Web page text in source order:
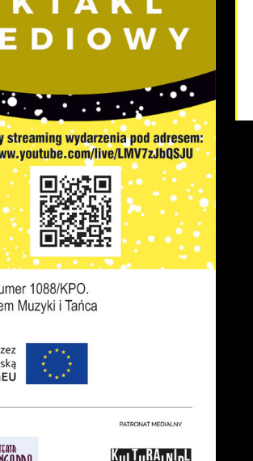
zmienić ustawienia
W dowolnym
ustawień.